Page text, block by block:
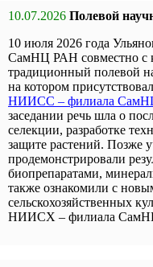
10.07.2026 Полевой
10 июля 2026 года
СамНЦ РАН совместно с
традиционный полевой
на котором
НИИСС – филиала
заседании речь шла о
селекции, разработке
защите растений. Позже
продемонстрировали
биопрепаратами,
также ознакомили с
сельскохозяйственных
НИИСХ – филиала